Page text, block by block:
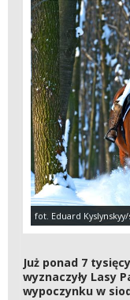
fot. Eduard
Już ponad 7
wyznaczyły Lasy
wypoczynku w